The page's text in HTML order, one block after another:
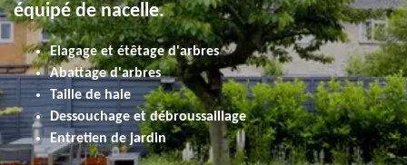
équipé de nacelle.
Elagage et étêtage d'arbres
Abattage d'arbres
Taille de haie
Dessouchage et débroussaillage
Entretien de jardin